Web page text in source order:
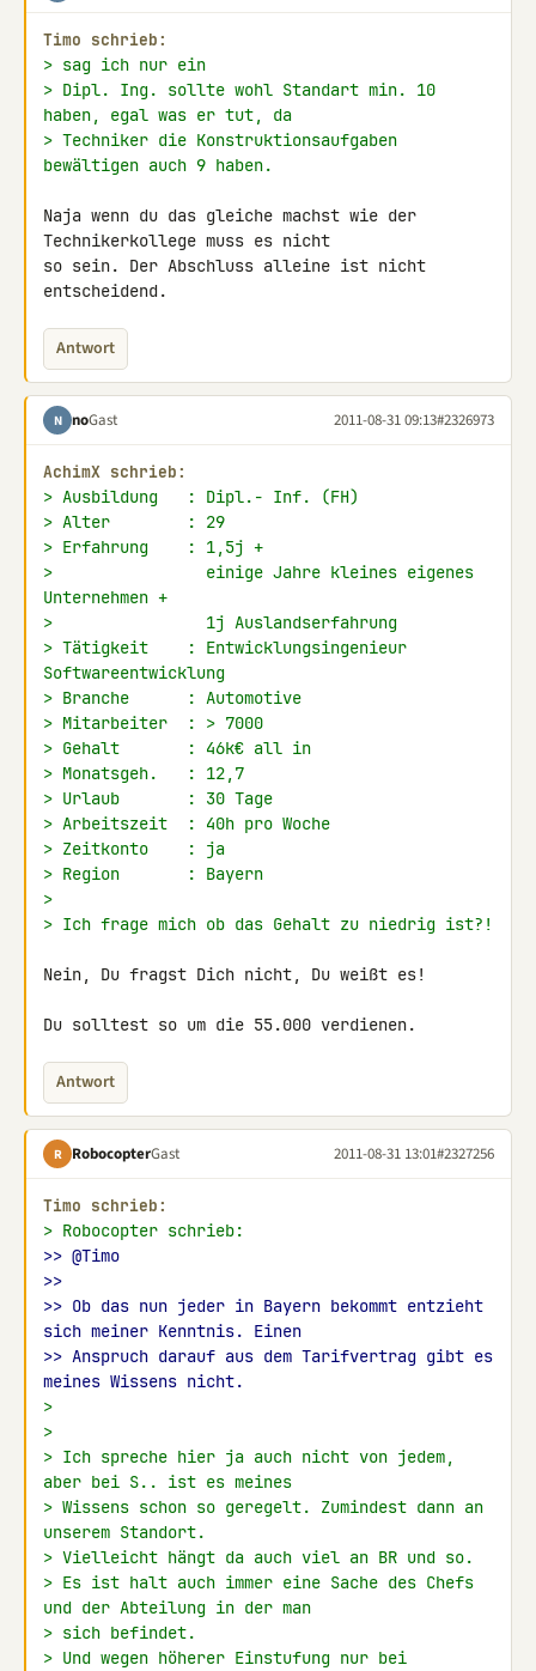
Timo schrieb:
> sag ich nur ein
> Dipl. Ing. sollte wohl Standart min. 10
haben, egal was er tut, da
> Techniker die Konstruktionsaufgaben
bewältigen auch 9 haben.
Naja wenn du das gleiche machst wie der
Technikerkollege muss es nicht
so sein. Der Abschluss alleine ist nicht
entscheidend.
Antwort
N noGast 2011-08-31 09:13#2326973
AchimX schrieb:
> Ausbildung   : Dipl.- Inf. (FH)
> Alter        : 29
> Erfahrung    : 1,5j +
>                einige Jahre kleines eigenes
Unternehmen +
>                1j Auslandserfahrung
> Tätigkeit    : Entwicklungsingenieur
Softwareentwicklung
> Branche      : Automotive
> Mitarbeiter  : > 7000
> Gehalt       : 46k€ all in
> Monatsgeh.   : 12,7
> Urlaub       : 30 Tage
> Arbeitszeit  : 40h pro Woche
> Zeitkonto    : ja
> Region       : Bayern
>
> Ich frage mich ob das Gehalt zu niedrig ist?!
Nein, Du fragst Dich nicht, Du weißt es!
Du solltest so um die 55.000 verdienen.
Antwort
R RobocopterGast 2011-08-31 13:01#2327256
Timo schrieb:
> Robocopter schrieb:
>> @Timo
>>
>> Ob das nun jeder in Bayern bekommt entzieht
sich meiner Kenntnis. Einen
>> Anspruch darauf aus dem Tarifvertrag gibt es
meines Wissens nicht.
>
>
> Ich spreche hier ja auch nicht von jedem,
aber bei S.. ist es meines
> Wissens schon so geregelt. Zumindest dann an
unserem Standort.
> Vielleicht hängt da auch viel an BR und so.
> Es ist halt auch immer eine Sache des Chefs
und der Abteilung in der man
> sich befindet.
> Und wegen höherer Einstufung nur bei